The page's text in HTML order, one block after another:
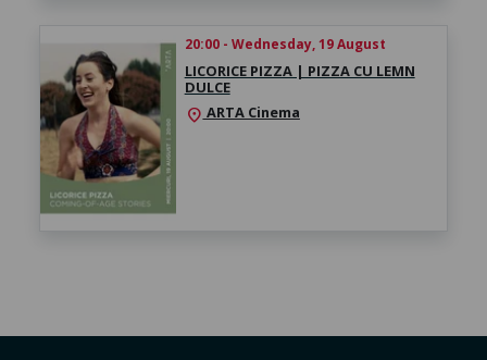
20:00 - Wednesday, 19 August
LICORICE PIZZA | PIZZA CU LEMN
DULCE
location_onARTA Cinema